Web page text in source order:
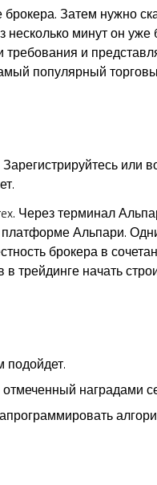
Затем нужно
минут он уже
и
популярный
или
Через терминал
Альпари.
брокера в
трейдинге начать
подойдет.
наградами